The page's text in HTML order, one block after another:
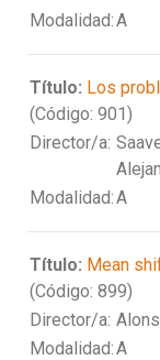
Modalidad:A
Título: Los
(Código: 901)
Director/a:
Modalidad:A
Título: Mean
(Código: 899)
Director/a:
Modalidad:A